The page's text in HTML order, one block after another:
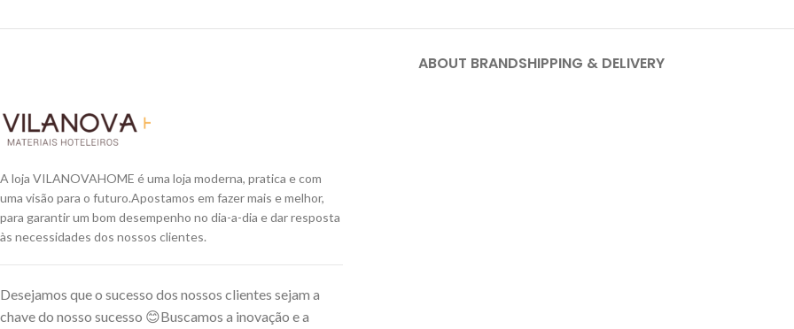
ABOUT BRANDSHIPPING & DELIVERY
A loja VILANOVAHOME é uma loja moderna, pratica e com
uma visão para o futuro.Apostamos em fazer mais e melhor,
para garantir um bom desempenho no dia-a-dia e dar resposta
às necessidades dos nossos clientes.
Desejamos que o sucesso dos nossos clientes sejam a
chave do nosso sucesso 😊Buscamos a inovação e a